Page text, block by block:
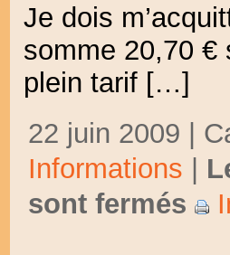
Je dois
somme 20,70 €
plein tarif […]
22 juin 2009 |
Informations |
sont fermés